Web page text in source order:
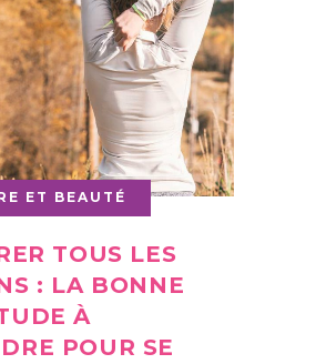
ET BEAUTÉ
TOUS LES
: LA BONNE
À
POUR SE